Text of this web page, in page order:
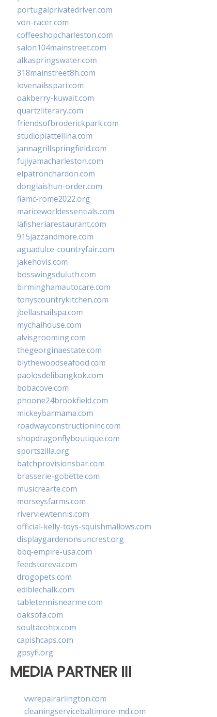
portugalprivatedriver.com
von-racer.com
coffeeshopcharleston.com
salon104mainstreet.com
alkaspringswater.com
318mainstreet8h.com
lovenailsspari.com
oakberry-kuwait.com
quartzliterary.com
friendsofbroderickpark.com
studiopiattellina.com
jannagrillspringfield.com
fujiyamacharleston.com
elpatronchardon.com
donglaishun-order.com
fiamc-rome2022.org
mariceworldessentials.com
lafisheriarestaurant.com
915jazzandmore.com
aguadulce-countryfair.com
jakehovis.com
bosswingsduluth.com
birminghamautocare.com
tonyscountrykitchen.com
jbellasnailspa.com
mychaihouse.com
alvisgrooming.com
thegeorginaestate.com
blythewoodseafood.com
paolosdelibangkok.com
bobacove.com
phoone24brookfield.com
mickeybarmama.com
roadwayconstructioninc.com
shopdragonflyboutique.com
sportszilla.org
batchprovisionsbar.com
brasserie-gobette.com
musicrearte.com
morseysfarms.com
riverviewtennis.com
official-kelly-toys-squishmallows.com
displaygardenonsuncrest.org
bbq-empire-usa.com
feedstoreva.com
drogopets.com
ediblechalk.com
tabletennisnearme.com
oaksofa.com
soultacohtx.com
capishcaps.com
gpsyfl.org
MEDIA PARTNER III
vwrepairarlington.com
cleaningservicebaltimore-md.com